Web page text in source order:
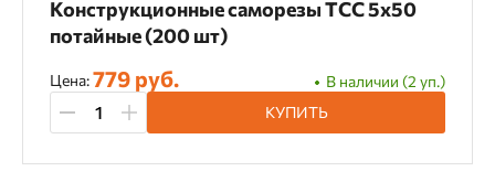
Конструкционные саморезы TCC 5х50
потайные (200 шт)
Цена:779 руб.
В наличии (2 уп.)
КУПИТЬ